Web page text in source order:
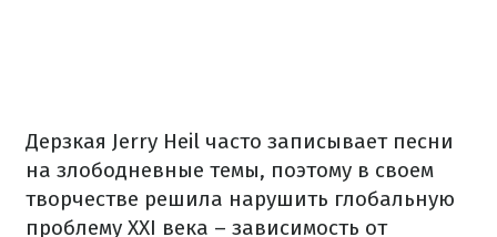
Дерзкая Jerry Heil часто записывает песни
на злободневные темы, поэтому в своем
творчестве решила нарушить глобальную
проблему XXI века – зависимость от